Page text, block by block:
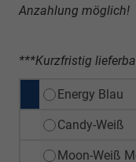
Anzahlung möglich!
***Kurzfristig
Energy Blau
Candy-Weiß
Moon-Weiß